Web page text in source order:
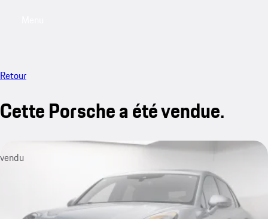
Retour
Cette Porsche a été vendue.
vendu